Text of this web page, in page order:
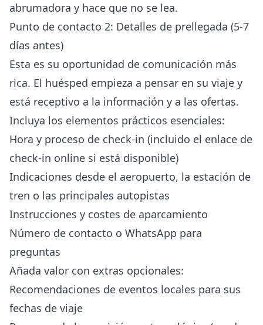
abrumadora y hace que no se lea.
Punto de contacto 2: Detalles de prellegada (5-7
días antes)
Esta es su oportunidad de comunicación más
rica. El huésped empieza a pensar en su viaje y
está receptivo a la información y a las ofertas.
Incluya los elementos prácticos esenciales:
Hora y proceso de check-in (incluido el enlace de
check-in online si está disponible)
Indicaciones desde el aeropuerto, la estación de
tren o las principales autopistas
Instrucciones y costes de aparcamiento
Número de contacto o WhatsApp para
preguntas
Añada valor con extras opcionales:
Recomendaciones de eventos locales para sus
fechas de viaje